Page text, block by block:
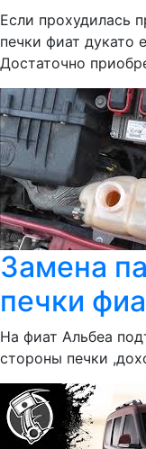
Если прохудилась
печки фиат дукато
Достаточно
Замена
печки
На фиат Альбеа
стороны печки